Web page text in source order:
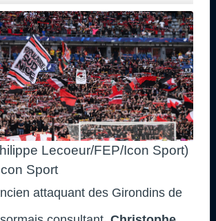
Lecoeur/FEP/Icon Sport)
Sport
attaquant des Girondins de